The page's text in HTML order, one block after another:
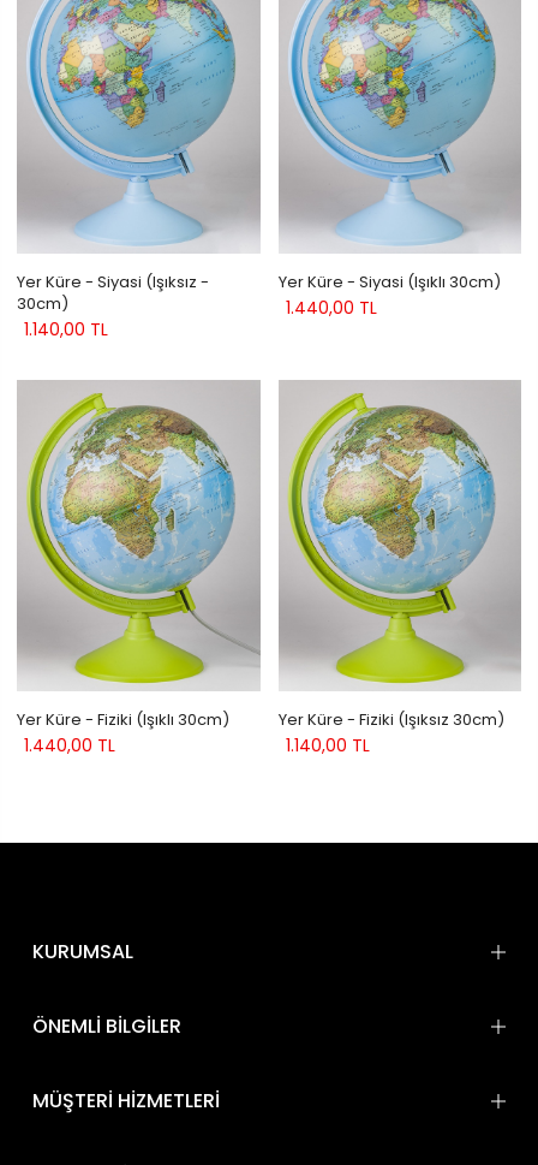
Yer Küre - Siyasi (Işıksız -
30cm)
1.140,00 TL
Yer Küre - Siyasi (Işıklı 30cm)
1.440,00 TL
Yer Küre - Fiziki (Işıklı 30cm)
1.440,00 TL
Yer Küre - Fiziki (Işıksız 30cm)
1.140,00 TL
KURUMSAL
ÖNEMLİ BİLGİLER
MÜŞTERİ HİZMETLERİ